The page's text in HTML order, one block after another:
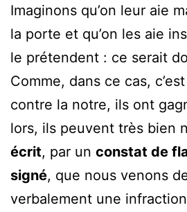
Imaginons qu’on leur aie
la porte et qu’on les aie
le prétendent : ce serait
Comme, dans ce cas,
contre la notre, ils ont
lors, ils peuvent très bien
écrit, par un constat de
signé, que nous venons
verbalement une